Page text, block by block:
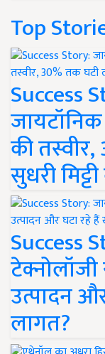
Top
Success
की
सुधरी
Success
उत्पादन
लागत?